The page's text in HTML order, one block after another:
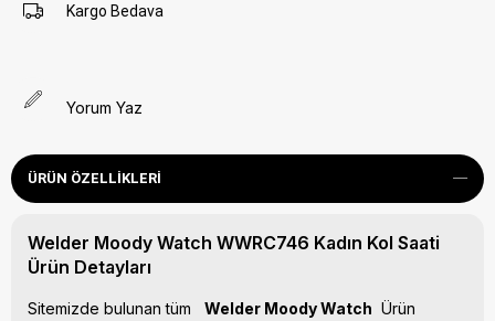
Kargo Bedava
Yorum Yaz
ÜRÜN ÖZELLIKLERI
Welder Moody Watch WWRC746 Kadın Kol Saati
Ürün Detayları
Sitemizde bulunan tüm Welder Moody Watch Ürün